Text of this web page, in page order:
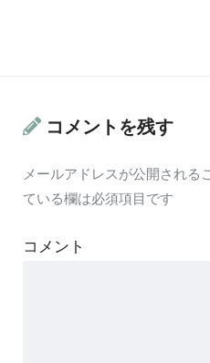
コメントを残す
メールアドレスが公開される
ている欄は必須項目です
コメント